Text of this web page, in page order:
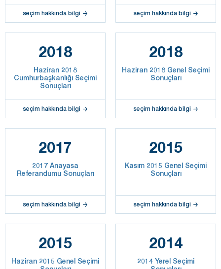
seçim hakkında bilgi seçim hakkında bilgi
2018
Haziran 2018
Cumhurbaşkanlığı Seçimi
Sonuçları
seçim hakkında bilgi
2018
Haziran 2018 Genel Seçimi
Sonuçları
seçim hakkında bilgi
2017
2017 Anayasa
Referandumu Sonuçları
seçim hakkında bilgi
2015
Kasım 2015 Genel Seçimi
Sonuçları
seçim hakkında bilgi
2015
Haziran 2015 Genel Seçimi
2014
2014 Yerel Seçimi